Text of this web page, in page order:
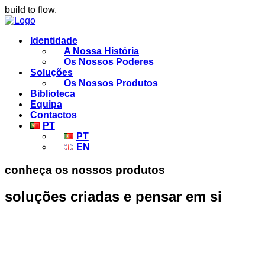
build to flow.
Identidade
A Nossa História
Os Nossos Poderes
Soluções
Os Nossos Produtos
Biblioteca
Equipa
Contactos
PT
PT
EN
conheça os nossos produtos
soluções criadas e pensar em si